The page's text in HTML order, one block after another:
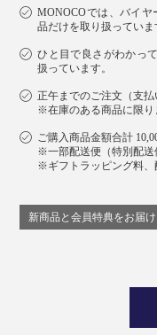
MONOCOでは、バイ
品だけを取り扱っていま
ひと目で良さがわかっ
扱っています。
正午までのご注文（支払
※在庫のある商品に限り
ご購入商品金額合計
※一部配送便（特別配送
※ギフトラッピング料、
新商品と会員特典をお届け